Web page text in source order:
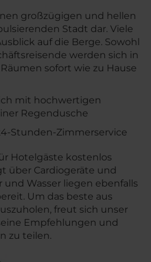
großzügigen und hellen
Stadt dar. Viele
auf die Berge. Sowohl
werden sich in
sofort wie zu Hause
mit hochwertigen
Regendusche
Stunden-Zimmerservice
Hotelgäste kostenlos
über Cardiogeräte und
Wasser liegen ebenfalls
Um das beste aus
freut sich unser
Empfehlungen und
zu teilen.